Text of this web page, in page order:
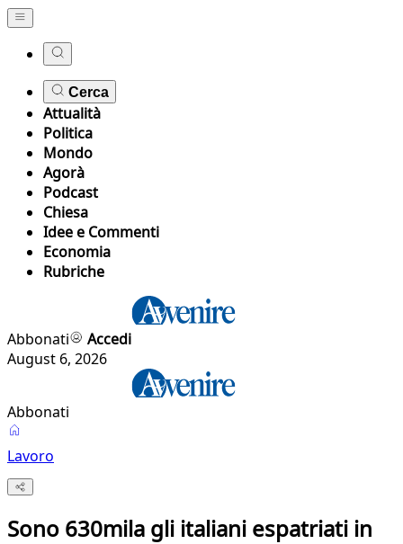
Cerca
Attualità
Politica
Mondo
Agorà
Podcast
Chiesa
Idee e Commenti
Economia
Rubriche
Abbonati
Accedi
August 6, 2026
Abbonati
Lavoro
Sono 630mila gli italiani espatriati in